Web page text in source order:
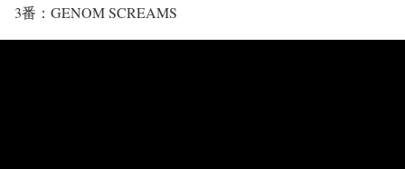
3番：GENOM SCREAMS